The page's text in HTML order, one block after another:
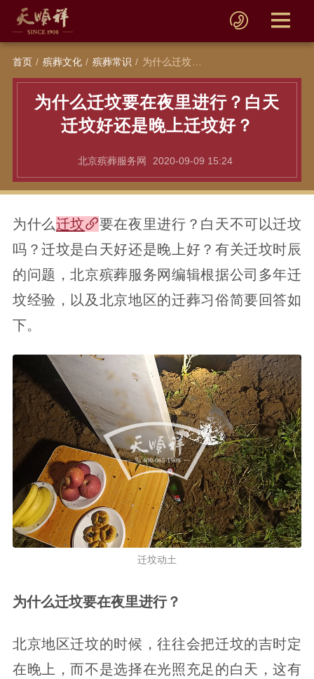
首页 殡葬文化 殡葬常识 为什么迁坟要在夜里进行？白天迁坟好还是晚上迁坟好？
为什么迁坟要在夜里进行？白天
迁坟好还是晚上迁坟好？
北京殡葬服务网 2020-09-09 15:24
为什么迁坟
要在夜里进行？白天不可以迁坟
吗？迁坟是白天好还是晚上好？有关迁坟时辰
的问题，北京殡葬服务网编辑根据公司多年迁
坟经验，以及北京地区的迁葬习俗简要回答如
下。
迁坟动土
为什么迁坟要在夜里进行？
北京地区迁坟的时候，往往会把迁坟的吉时定
在晚上，而不是选择在光照充足的白天，这有